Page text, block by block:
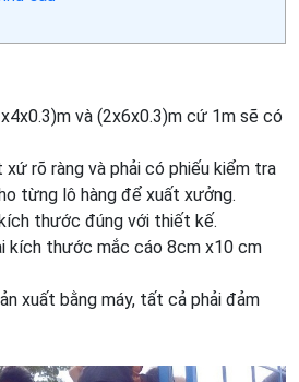
và (2x6x0.3)m cứ 1m sẽ có
rõ ràng và phải có phiếu kiểm tra
từng lô hàng để xuất xưởng.
thước đúng với thiết kế.
kích thước mắc cáo 8cm x10 cm
xuất bằng máy, tất cả phải đảm